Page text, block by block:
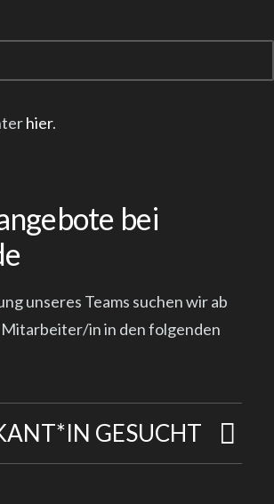
EINER JUNGEN FRAU IN
PERFEKTE CHEF oder
hier.
bei
unseres Teams suchen wir ab
in in den folgenden
GESUCHT